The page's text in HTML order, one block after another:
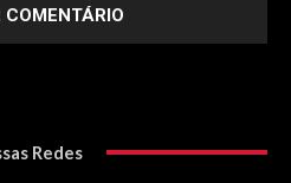
Redes